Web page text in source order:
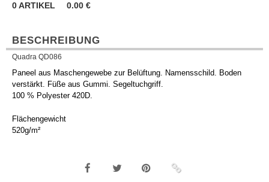
0ARTIKEL 0.00 €
BESCHREIBUNG
Quadra QD086
Paneel aus Maschengewebe zur Belüftung. Namensschild. Boden
verstärkt. Füße aus Gummi. Segeltuchgriff.
100 % Polyester 420D.
Flächengewicht
520g/m²